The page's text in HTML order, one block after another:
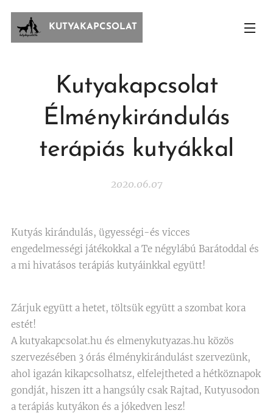
KUTYAKAPCSOLAT
Kutyakapcsolat
Élménykirándulás
terápiás kutyákkal
2020.06.07
Kutyás kirándulás, ügyességi-és vicces
engedelmességi játékokkal a Te négylábú Barátoddal és
a mi hivatásos terápiás kutyáinkkal együtt! 😊
Zárjuk együtt a hetet, töltsük együtt a szombat kora
estét!
A kutyakapcsolat.hu és elmenykutyazas.hu közös
szervezésében 3 órás élménykirándulást szervezünk,
ahol igazán kikapcsolhatsz, elfelejtheted a hétköznapok
gondját, hiszen itt a hangsúly csak Rajtad, Kutyusodon
a terápiás kutyákon és a jókedven lesz!